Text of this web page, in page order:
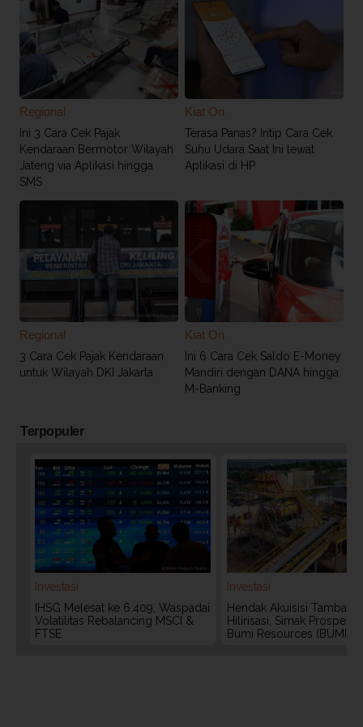
Regional
Ini 3 Cara Cek Pajak
Kendaraan Bermotor Wilayah
Jateng via Aplikasi hingga
SMS
Kiat On
Terasa Panas? Intip Cara Cek
Suhu Udara Saat Ini lewat
Aplikasi di HP
Regional
3 Cara Cek Pajak Kendaraan
untuk Wilayah DKI Jakarta
Kiat On
Ini 6 Cara Cek Saldo E-Money
Mandiri dengan DANA hingga
M-Banking
Terpopuler
Investasi
IHSG Melesat ke 6.409, Waspadai
Volatilitas Rebalancing MSCI &
FTSE
Investasi
Hendak Akuisisi
Hilirisasi, Simak Prospek
Bumi Resources (BUMI)